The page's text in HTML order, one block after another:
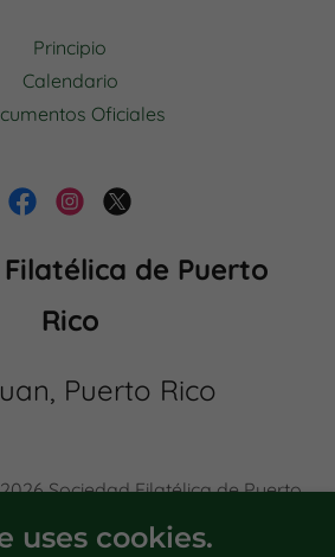
Principio
Calendario
Oficiales
de Puerto
Rico
Puerto Rico
Sociedad Filatélica de Puerto
uses cookies.